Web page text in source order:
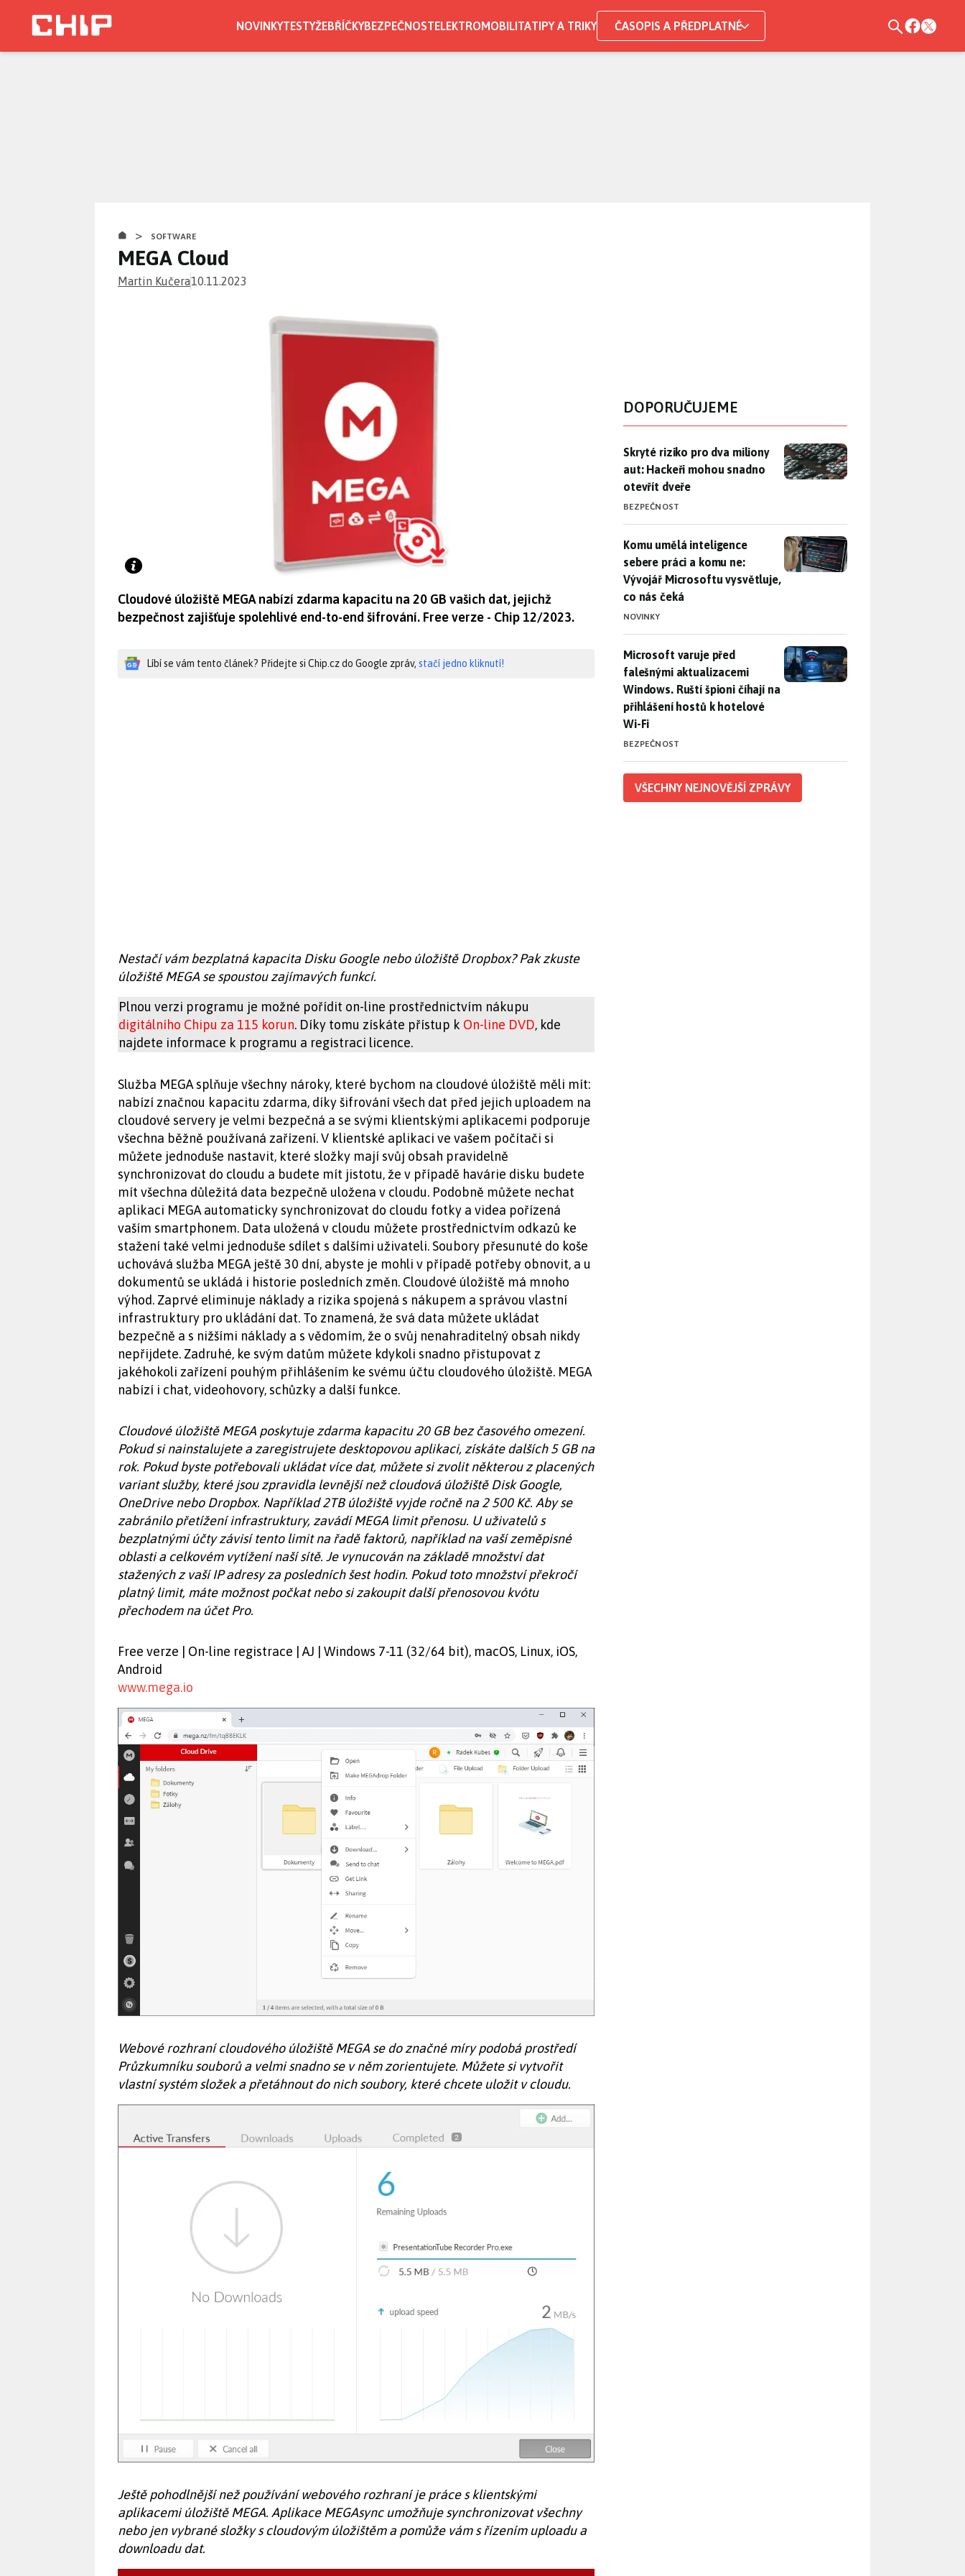
NOVINKYTESTYŽEBŘÍČKYBEZPEČNOSTELEKTROMOBILITATIPY A TRIKY ČASOPIS A PŘEDPLATNÉ
> SOFTWARE
MEGA Cloud
Martin Kučera10.11.2023
Cloudové úložiště MEGA nabízí zdarma kapacitu na 20 GB vašich dat, jejichž
bezpečnost zajišťuje spolehlivé end-to-end šifrování. Free verze - Chip 12/2023.
Líbí se vám tento článek? Přidejte si Chip.cz do Google zpráv, stačí jedno kliknutí!
Nestačí vám bezplatná kapacita Disku Google nebo úložiště Dropbox? Pak zkuste
úložiště MEGA se spoustou zajímavých funkcí.
Plnou verzi programu je možné pořídit on-line prostřednictvím nákupu
digitálního Chipu za 115 korun. Díky tomu získáte přístup k On-line DVD, kde
najdete informace k programu a registraci licence.
Služba MEGA splňuje všechny nároky, které bychom na cloudové úložiště měli mít:
nabízí značnou kapacitu zdarma, díky šifrování všech dat před jejich uploadem na
cloudové servery je velmi bezpečná a se svými klientskými aplikacemi podporuje
všechna běžně používaná zařízení. V klientské aplikaci ve vašem počítači si
můžete jednoduše nastavit, které složky mají svůj obsah pravidelně
synchronizovat do cloudu a budete mít jistotu, že v případě havárie disku budete
mít všechna důležitá data bezpečně uložena v cloudu. Podobně můžete nechat
aplikaci MEGA automaticky synchronizovat do cloudu fotky a videa pořízená
vaším smartphonem. Data uložená v cloudu můžete prostřednictvím odkazů ke
stažení také velmi jednoduše sdílet s dalšími uživateli. Soubory přesunuté do koše
uchovává služba MEGA ještě 30 dní, abyste je mohli v případě potřeby obnovit, a u
dokumentů se ukládá i historie posledních změn. Cloudové úložiště má mnoho
výhod. Zaprvé eliminuje náklady a rizika spojená s nákupem a správou vlastní
infrastruktury pro ukládání dat. To znamená, že svá data můžete ukládat
bezpečně a s nižšími náklady a s vědomím, že o svůj nenahraditelný obsah nikdy
nepřijdete. Zadruhé, ke svým datům můžete kdykoli snadno přistupovat z
jakéhokoli zařízení pouhým přihlášením ke svému účtu cloudového úložiště. MEGA
nabízí i chat, videohovory, schůzky a další funkce.
Cloudové úložiště MEGA poskytuje zdarma kapacitu 20 GB bez časového omezení.
Pokud si nainstalujete a zaregistrujete desktopovou aplikaci, získáte dalších 5 GB na
rok. Pokud byste potřebovali ukládat více dat, můžete si zvolit některou z placených
variant služby, které jsou zpravidla levnější než cloudová úložiště Disk Google,
OneDrive nebo Dropbox. Například 2TB úložiště vyjde ročně na 2 500 Kč. Aby se
zabránilo přetížení infrastruktury, zavádí MEGA limit přenosu. U uživatelů s
bezplatnými účty závisí tento limit na řadě faktorů, například na vaší zeměpisné
oblasti a celkovém vytížení naší sítě. Je vynucován na základě množství dat
stažených z vaší IP adresy za posledních šest hodin. Pokud toto množství překročí
platný limit, máte možnost počkat nebo si zakoupit další přenosovou kvótu
přechodem na účet Pro.
Free verze | On-line registrace | AJ | Windows 7-11 (32/64 bit), macOS, Linux, iOS,
Android
www.mega.io
Webové rozhraní cloudového úložiště MEGA se do značné míry podobá prostředí
Průzkumníku souborů a velmi snadno se v něm zorientujete. Můžete si vytvořit
vlastní systém složek a přetáhnout do nich soubory, které chcete uložit v cloudu.
Ještě pohodlnější než používání webového rozhraní je práce s klientskými
aplikacemi úložiště MEGA. Aplikace MEGAsync umožňuje synchronizovat všechny
nebo jen vybrané složky s cloudovým úložištěm a pomůže vám s řízením uploadu a
downloadu dat.
DOPORUČUJEME
Skryté riziko pro dva miliony aut: Hackeři mohou snadno otevřít
Skryté riziko pro dva miliony
aut: Hackeři mohou snadno
otevřít dveře
BEZPEČNOST
Komu umělá inteligence sebere práci a komu ne: Vývojář
Komu umělá inteligence
sebere práci a komu ne:
Vývojář Microsoftu vysvětluje,
co nás čeká
NOVINKY
Microsoft varuje před falešnými aktualizacemi Windows. Ruští
Microsoft varuje před
falešnými aktualizacemi
Windows. Ruští špioni číhají na
přihlášení hostů k hotelové
Wi-Fi
BEZPEČNOST
VŠECHNY NEJNOVĚJŠÍ ZPRÁVY